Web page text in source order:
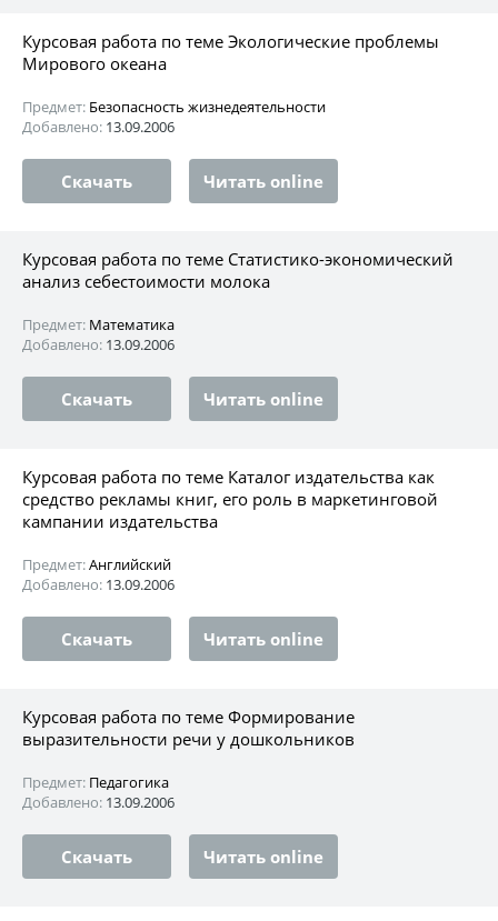
Курсовая работа по теме Экологические проблемы
Мирового океана
Предмет: Безопасность жизнедеятельности
Добавлено: 13.09.2006
Скачать Читать online
Курсовая работа по теме Статистико-экономический
анализ себестоимости молока
Предмет: Математика
Добавлено: 13.09.2006
Скачать Читать online
Курсовая работа по теме Каталог издательства как
средство рекламы книг, его роль в маркетинговой
кампании издательства
Предмет:Английский
Добавлено: 13.09.2006
Скачать Читать online
Курсовая работа по теме Формирование
выразительности речи у дошкольников
Предмет: Педагогика
Добавлено: 13.09.2006
Скачать Читать online